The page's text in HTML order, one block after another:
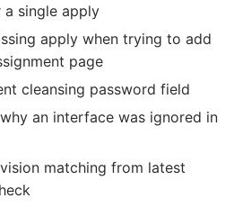
single apply
apply when trying to add
page
cleansing password field
an interface was ignored in
matching from latest